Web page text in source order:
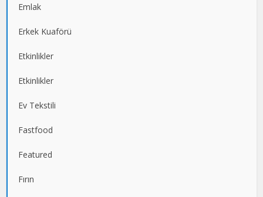
Emlak
Erkek Kuaförü
Etkinlikler
Etkinlikler
Ev Tekstili
Fastfood
Featured
Fırın